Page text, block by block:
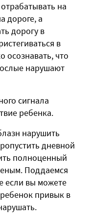
на
дороге, а
дорогу в
в
осознавать, что
нарушают
сигнала
ребенка.
нарушить
дневной
полноценный
Поддаемся
если вы можете
привык в